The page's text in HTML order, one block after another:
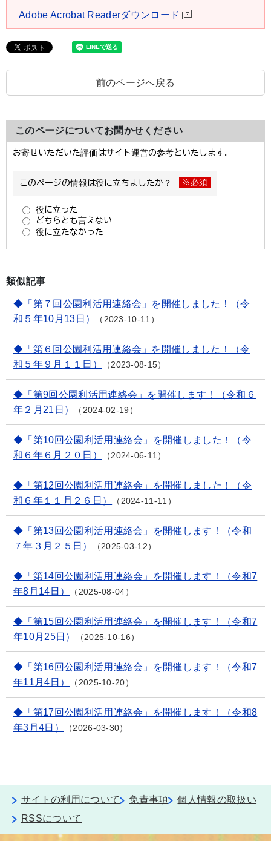
Adobe Acrobat Readerダウンロード
前のページへ戻る
このページについてお聞かせください
類似記事
◆「第７回公園利活用連絡会」を開催しました！（令
和５年10月13日）
2023-10-11
◆「第６回公園利活用連絡会」を開催しました！（令
和５年９月１１日）
2023-08-15
◆「第9回公園利活用連絡会」を開催します！（令和６
年２月21日）
2024-02-19
◆「第10回公園利活用連絡会」を開催しました！（令
和６年６月２０日）
2024-06-11
◆「第12回公園利活用連絡会」を開催しました！（令
和６年１１月２６日）
2024-11-11
◆「第13回公園利活用連絡会」を開催します！（令和
７年３月２５日）
2025-03-12
◆「第14回公園利活用連絡会」を開催します！（令和7
年8月14日）
2025-08-04
◆「第15回公園利活用連絡会」を開催します！（令和7
年10月25日）
2025-10-16
◆「第16回公園利活用連絡会」を開催します！（令和7
年11月4日）
2025-10-20
◆「第17回公園利活用連絡会」を開催します！（令和8
年3月4日）
2026-03-30
サイトの利用について 免責事項
個人情報の取扱い
RSSについて